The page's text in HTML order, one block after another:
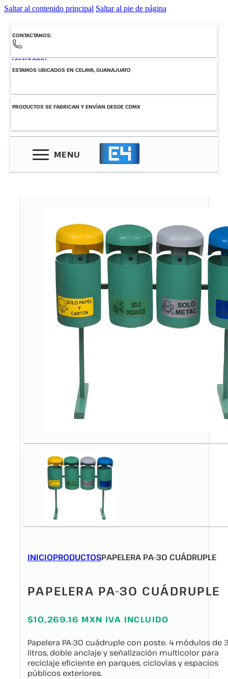
Saltar al contenido principal Saltar al pie de página
CONTACTANOS:
461-147-0034
ESTAMOS UBICADOS EN CELAYA, GUANAJUATO
PRODUCTOS SE FABRICAN Y ENVÍAN DESDE CDMX
MENU
INICIOPRODUCTOSPAPELERA PA-30 CUÁDRUPLE
PAPELERA PA-30 CUÁDRUPLE
$10,269.16 MXN IVA INCLUIDO
Papelera PA-30 cuádruple con poste. 4 módulos de
litros, doble anclaje y señalización multicolor para
reciclaje eficiente en parques, ciclovías y espacios
públicos exteriores.